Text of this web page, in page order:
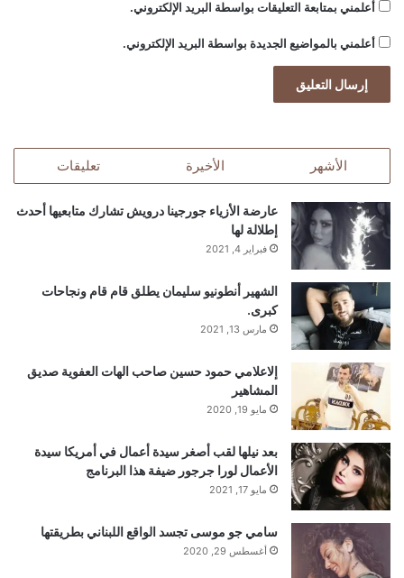
أعلمني بمتابعة التعليقات بواسطة البريد الإلكتروني.
أعلمني بالمواضيع الجديدة بواسطة البريد الإلكتروني.
الأشهر الأخيرة تعليقات
عارضة الأزياء جورجينا درويش تشارك متابعيها أحدث
إطلالة لها
فبراير 4, 2021
الشهير أنطونيو سليمان يطلق قام قام ونجاحات
كبرى.
مارس 13, 2021
إلاعلامي حمود حسين صاحب الهات العفوية صديق
المشاهير
مايو 19, 2020
بعد نيلها لقب أصغر سيدة أعمال في أمريكا سيدة
الأعمال لورا جرجور ضيفة هذا البرنامج
مايو 17, 2021
سامي جو موسى تجسد الواقع اللبناني بطريقتها
أغسطس 29, 2020